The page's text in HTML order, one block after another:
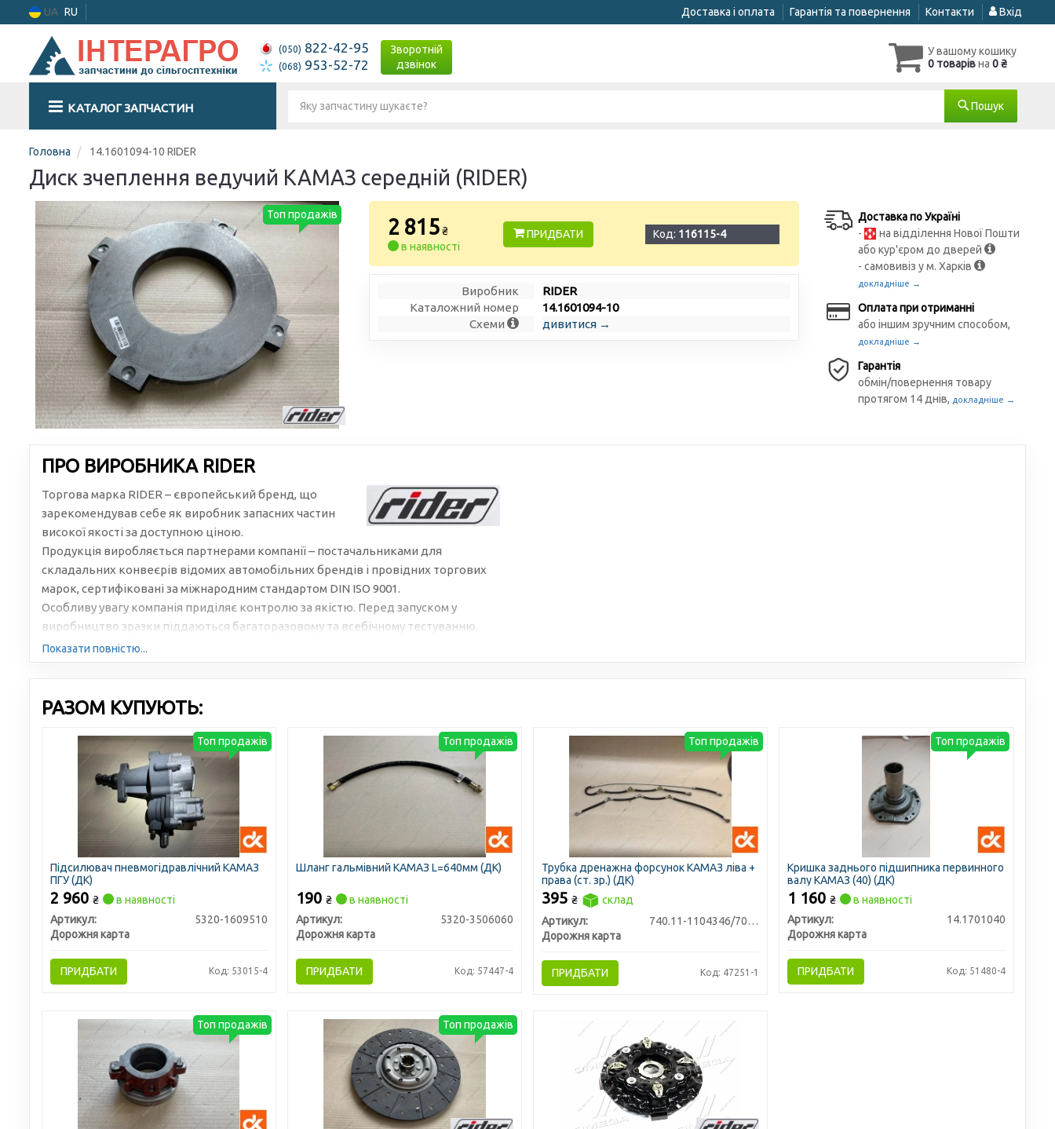
UA RU Доставка і оплата Гарантія та повернення Контакти Вхід
(050) 822-42-95
(068) 953-52-72
Зворотній
дзвінок
У вашому кошику
0 товарівна 0 ₴
КАТАЛОГ ЗАПЧАСТИН Пошук
Головна 14.1601094-10 RIDER
Диск зчеплення ведучий КАМАЗ середній (RIDER)
Топ продажів
2 815 ₴
в наявності
ПРИДБАТИ Код: 116115-4
Виробник
RIDER
Каталожний номер
14.1601094-10
Схеми
дивитися →
Доставка по Україні
-
на відділення Нової Пошти
або кур'єром до дверей
- самовивіз у м. Харків
докладніше →
Оплата при отриманні
або іншим зручним способом,
докладніше →
Гарантія
обмін/повернення товару
протягом 14 днів, докладніше →
ПРО ВИРОБНИКА RIDER
Торгова марка RIDER – європейський бренд, що
зарекомендував себе як виробник запасних частин
високої якості за доступною ціною.
Продукція виробляється партнерами компанії – постачальниками для
складальних конвеєрів відомих автомобільних брендів і провідних торгових
марок, сертифіковані за міжнародним стандартом DIN ISO 9001.
Особливу увагу компанія приділяє контролю за якістю. Перед запуском у
виробництво зразки піддаються багаторазовому та всебічному тестуванню.
Показати повністю...
РАЗОМ КУПУЮТЬ:
Підсилювач пневмогідравлічний КАМАЗ
ПГУ (ДК)
2 960 ₴
в наявності
Артикул:
5320-1609510
Дорожня карта
ПРИДБАТИ Код: 53015-4
Топ продажів
Шланг гальмівний КАМАЗ L=640мм (ДК)
190 ₴
в наявності
Артикул:
5320-3506060
Дорожня карта
ПРИДБАТИ Код: 57447-4
Топ продажів
Трубка дренажна форсунок КАМАЗ ліва +
права (ст. зр.) (ДК)
395 ₴
склад
Артикул:
740.11-1104346/70-43
Дорожня карта
ПРИДБАТИ Код: 47251-1
Топ продажів
Кришка заднього підшипника первинного
валу КАМАЗ (40) (ДК)
1 160₴
в наявності
Артикул:
14.1701040
Дорожня карта
ПРИДБАТИ Код: 51480-4
Топ продажів
Топ продажів Топ продажів